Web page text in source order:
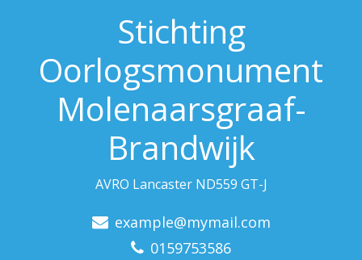
Stichting
Oorlogsmonument
Molenaarsgraaf-
Brandwijk
AVRO Lancaster ND559 GT-J
example@mymail.com
0159753586